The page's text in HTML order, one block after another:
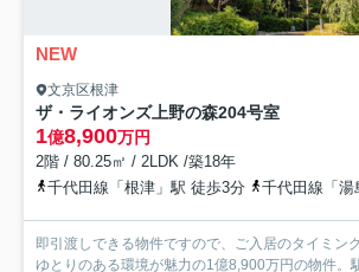
NEW
文京区根津
ザ・ライオンズ上野の森204号室
1億8,900万円
2階 / 80.25㎡ / 2LDK /築18年
千代田線「根津」駅 徒歩3分
千代田線「湯
即引渡しできる物件ですので、ご入居のタイミン
ゆとりのある環境が魅力の1億8,900万円の物件。